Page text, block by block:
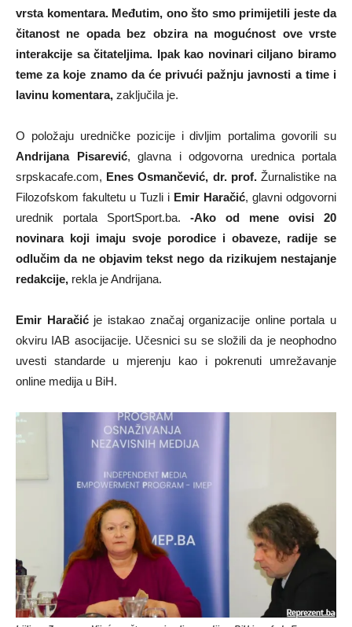
vrsta komentara. Međutim, ono što smo primijetili jeste da
čitanost ne opada bez obzira na mogućnost ove vrste
interakcije sa čitateljima. Ipak kao novinari ciljano biramo
teme za koje znamo da će privući pažnju javnosti a time i
lavinu komentara, zaključila je.
O položaju uredničke pozicije i divljim portalima govorili su
Andrijana Pisarević, glavna i odgovorna urednica portala
srpskacafe.com, Enes Osmančević, dr. prof.Žurnalistike na
Filozofskom fakultetu u Tuzli i Emir Haračić, glavni odgovorni
urednik portala SportSport.ba. -Ako od mene ovisi 20
novinara koji imaju svoje porodice i obaveze, radije se
odlučim da ne objavim tekst nego da rizikujem nestajanje
redakcije, rekla je Andrijana.
Emir Haračićje istakao značaj organizacije online portala u
okviru IAB asocijacije. Učesnici su se složili da je neophodno
uvesti standarde u mjerenju kao i pokrenuti umrežavanje
online medija u BiH.